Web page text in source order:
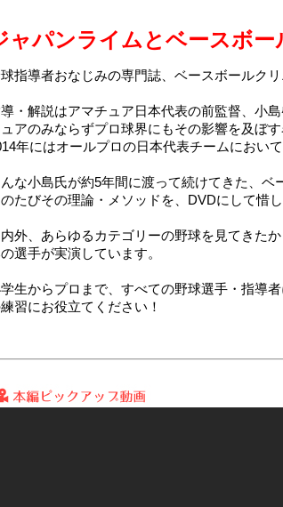
ャパンライムとベースボー
指導者おなじみの専門誌、ベースボールク
・解説はアマチュア日本代表の前監督、小
アのみならずプロ球界にもその影響を及ぼす
年にはオールプロの日本代表チームにおい
な小島氏が約5年間に渡って続けてきた、ベ
のたびその理論・メソッドを、DVDにして惜
内外、あらゆるカテゴリーの野球を見てきた
選手が実演しています。
生からプロまで、すべての野球選手・指導
習にお役立てください！